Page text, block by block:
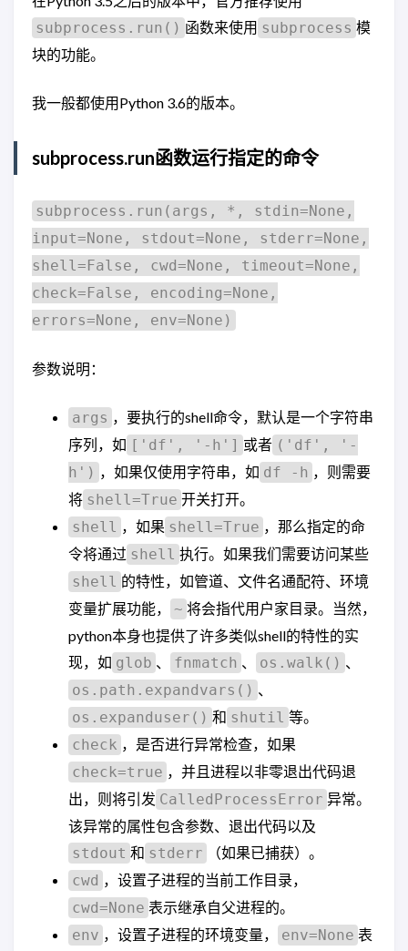
subprocess.run() 函数来使用 subprocess 模
块的功能。
我一般都使用Python 3.6的版本。
subprocess.run函数运行指定的命令
subprocess.run(args, *, stdin=None,
input=None, stdout=None, stderr=None,
shell=False, cwd=None, timeout=None,
check=False, encoding=None,
errors=None, env=None)
参数说明：
args ，要执行的shell命令，默认是一个字符串
序列，如 ['df', '-h'] 或者 ('df', '-
h') ，如果仅使用字符串，如 df -h ，则需要
将 shell=True 开关打开。
shell ，如果 shell=True ，那么指定的命
令将通过 shell 执行。如果我们需要访问某些
shell 的特性，如管道、文件名通配符、环境
变量扩展功能，
~ 将会指代用户家目录。当然，
python本身也提供了许多类似shell的特性的实
现，如 glob 、 fnmatch 、 os.walk() 、
os.path.expandvars() 、
os.expanduser() 和 shutil 等。
check ，是否进行异常检查，如果
check=true ，并且进程以非零退出代码退
出，则将引发 CalledProcessError 异常。
该异常的属性包含参数、退出代码以及
stdout 和 stderr
（如果已捕获）。
cwd ，设置子进程的当前工作目录，
cwd=None 表示继承自父进程的。
env ，设置子进程的环境变量， env=None 表